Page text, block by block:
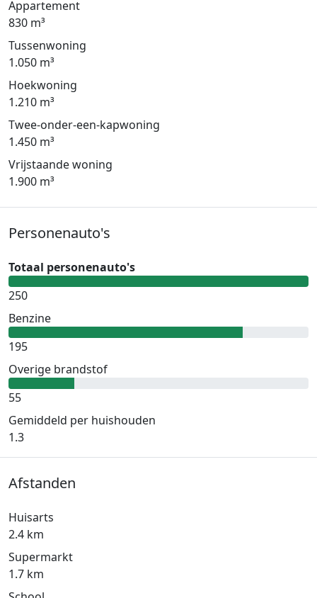
Appartement
830 m³
Tussenwoning
1.050 m³
Hoekwoning
1.210 m³
Twee-onder-een-kapwoning
1.450 m³
Vrijstaande woning
1.900 m³
Personenauto's
Totaal personenauto's
250
Benzine
195
Overige brandstof
55
Gemiddeld per huishouden
1.3
Afstanden
Huisarts
2.4 km
Supermarkt
1.7 km